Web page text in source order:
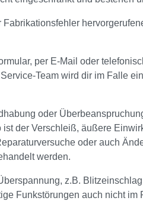
per E-Mail oder
Team wird dir im Falle
oder
der Verschleiß, äußere
oder auch
werden.
z.B.
Funkstörungen auch nicht im